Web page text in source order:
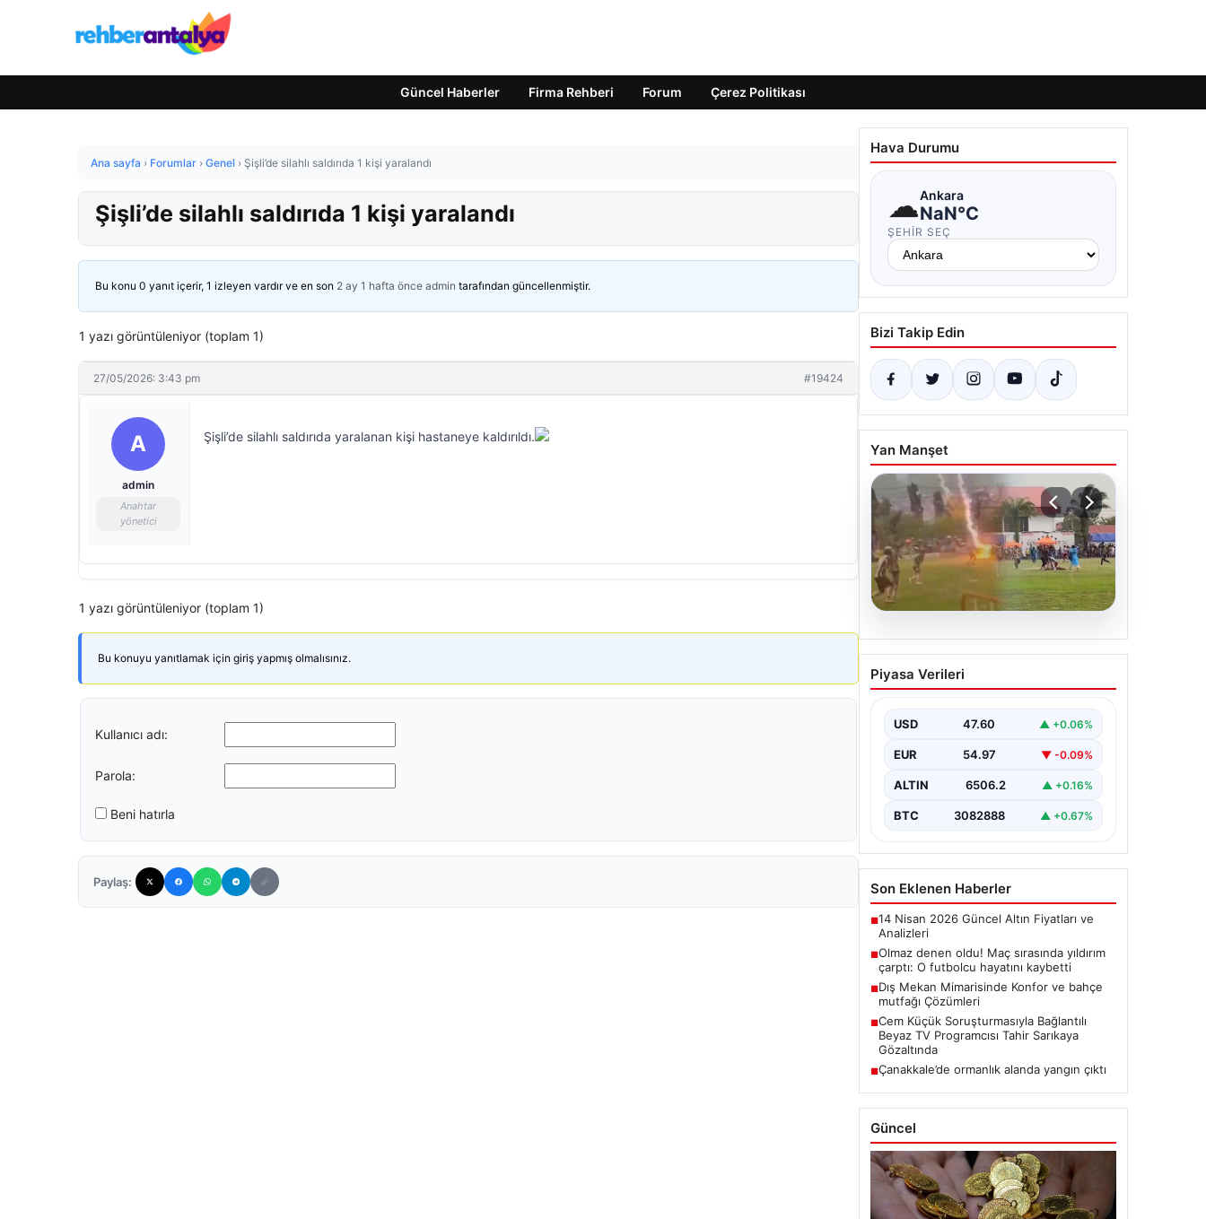
Güncel Haberler Firma Rehberi Forum Çerez Politikası
Ana sayfa › Forumlar › Genel › Şişli’de silahlı saldırıda 1 kişi yaralandı
Şişli’de silahlı saldırıda 1 kişi yaralandı
Bu konu 0 yanıt içerir, 1 izleyen vardır ve en son 2 ay 1 hafta önce admin tarafından güncellenmiştir.
1 yazı görüntüleniyor (toplam 1)
27/05/2026: 3:43 pm #19424
A
admin
Anahtar
yönetici
Şişli’de silahlı saldırıda yaralanan kişi hastaneye kaldırıldı.
1 yazı görüntüleniyor (toplam 1)
Bu konuyu yanıtlamak için giriş yapmış olmalısınız.
Kullanıcı adı:
Parola:
Beni hatırla
Paylaş:
Hava Durumu
☁Ankara
NaN°C
ŞEHIR SEÇ
Bizi Takip Edin
Yan Manşet
05.08.2026
Olmaz denen oldu! Maç
sırasında yıldırım çarptı: O
Piyasa Verileri
USD 47.60 ▲ +0.06%
EUR 54.97 ▼ -0.09%
ALTIN 6506.2 ▲ +0.16%
BTC 3082888 ▲ +0.67%
Son Eklenen Haberler
■14 Nisan 2026 Güncel Altın Fiyatları ve
Analizleri
■Olmaz denen oldu! Maç sırasında yıldırım
çarptı: O futbolcu hayatını kaybetti
■Dış Mekan Mimarisinde Konfor ve bahçe
mutfağı Çözümleri
■Cem Küçük Soruşturmasıyla Bağlantılı
Beyaz TV Programcısı Tahir Sarıkaya
Gözaltında
■Çanakkale’de ormanlık alanda yangın çıktı
Güncel